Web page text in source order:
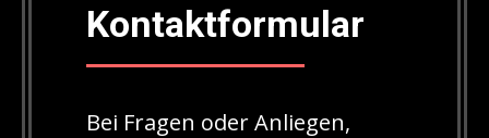
Kontaktformular
Bei Fragen oder Anliegen,